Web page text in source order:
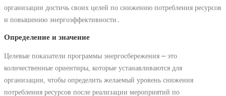
организации достичь своих целей по снижению потребления ресурсов
и повышению энергоэффективности․
Определение и значение
Целевые показатели программы энергосбережения ⎼ это
количественные ориентиры, которые устанавливаются для
организации, чтобы определить желаемый уровень снижения
потребления ресурсов после реализации мероприятий по